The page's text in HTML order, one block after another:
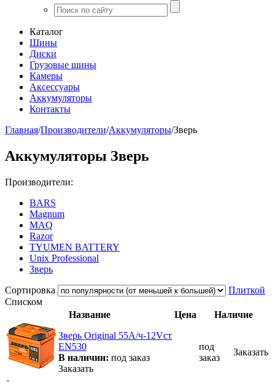
Каталог
Шины
Диски
Грузовые шины
Камеры
Аксессуары
Аккумуляторы
Контакты
Главная/Производители/Аккумуляторы/Зверь
Аккумуляторы Зверь
Производители:
BARS
Magnum
MAQ
Razor
TYUMEN BATTERY
Unix Professional
Зверь
Сортировка
Плиткой
Списком
Название
Цена
Наличие
Зверь Original 55А/ч-12Vст
EN530
В наличии: под заказ
Заказать
под
заказ
Заказать